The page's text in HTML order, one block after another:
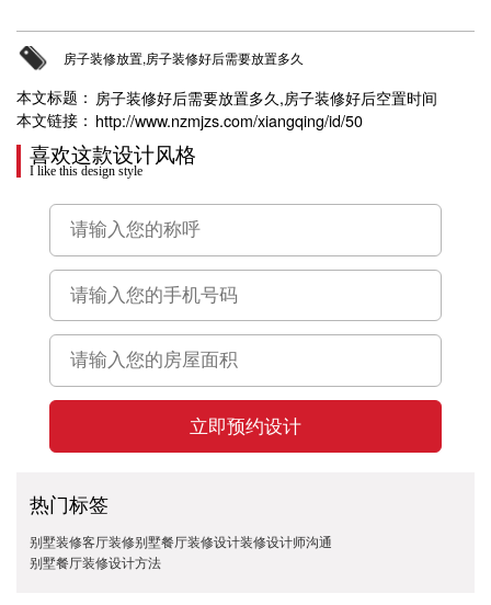
房子装修放置,房子装修好后需要放置多久
本文标题： 房子装修好后需要放置多久,房子装修好后空置时间
本文链接： http://www.nzmjzs.com/xiangqing/id/50
喜欢这款设计风格
I like this design style
立即预约设计
热门标签
别墅装修客厅装修别墅餐厅装修设计装修设计师沟通
别墅餐厅装修设计方法